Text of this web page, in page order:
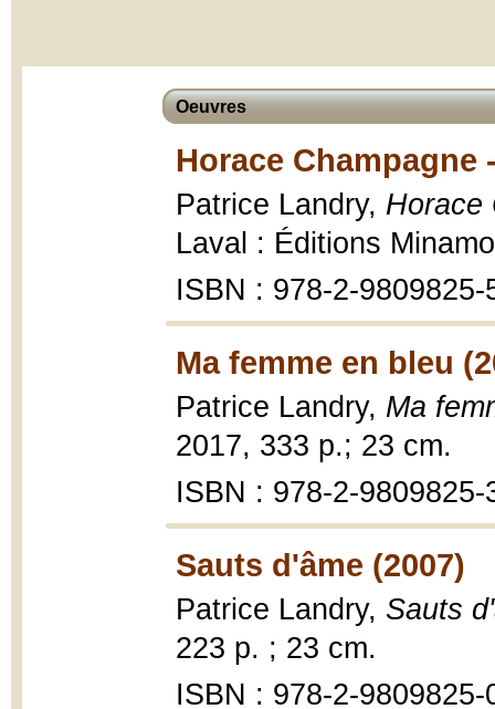
Oeuvres
Horace Champagne
Patrice Landry, Horace
Laval : Éditions
ISBN : 978-2-9809825-
Ma femme en bleu
Patrice Landry, Ma
2017, 333 p.; 23 cm.
ISBN : 978-2-9809825-
Sauts d'âme (2007)
Patrice Landry, Sauts
223 p. ; 23 cm.
ISBN : 978-2-9809825-